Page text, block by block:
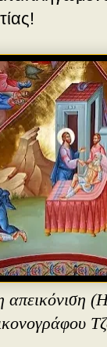
απεικόνιση (